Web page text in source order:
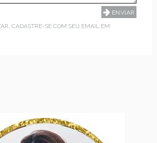
CADASTRE-SE COM SEU EMAIL EM